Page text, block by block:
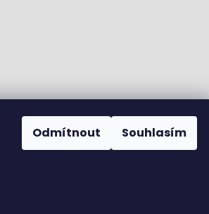
Odmítnout Souhlasím